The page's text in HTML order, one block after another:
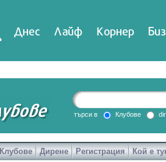
Днес Лайф Корнер
DirTV Impressio
Games
търси в Клубове
Клубове Дирене Регистрация Кой е